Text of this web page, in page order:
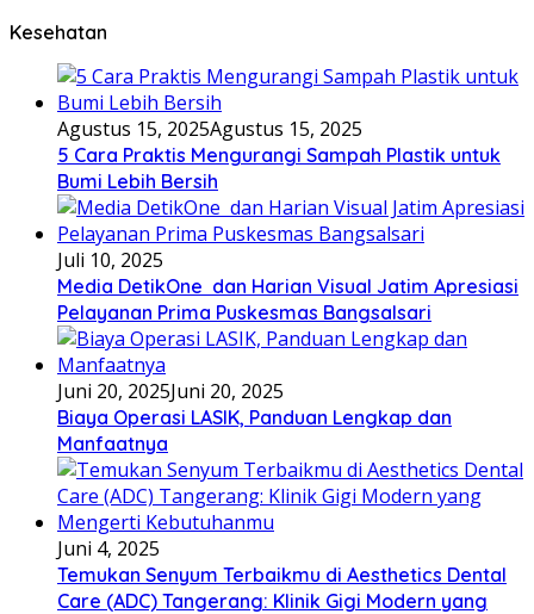
Kesehatan
Agustus 15, 2025Agustus 15, 2025
5 Cara Praktis Mengurangi Sampah Plastik untuk
Bumi Lebih Bersih
Juli 10, 2025
Media DetikOne dan Harian Visual Jatim Apresiasi
Pelayanan Prima Puskesmas Bangsalsari
Juni 20, 2025Juni 20, 2025
Biaya Operasi LASIK, Panduan Lengkap dan
Manfaatnya
Juni 4, 2025
Temukan Senyum Terbaikmu di Aesthetics Dental
Care (ADC) Tangerang: Klinik Gigi Modern yang